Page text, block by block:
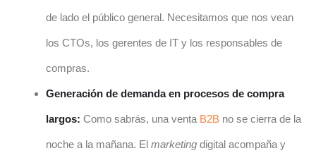
de lado el público general. Necesitamos que nos vean
los CTOs, los gerentes de IT y los responsables de
compras.
Generación de demanda en procesos de compra
largos: Como sabrás, una venta B2B no se cierra de la
noche a la mañana. El marketing digital acompaña y